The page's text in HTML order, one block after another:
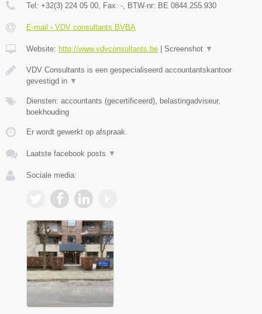
Tel: +32(3) 224 05 00 , Fax: - , BTW-nr: BE 0844.255.930
E-mail › VDV consultants BVBA
Website: http://www.vdvconsultants.be | Screenshot ▼
VDV Consultants is een gespecialiseerd accountantskantoor
gevestigd in ▼
Diensten: accountants (gecertificeerd), belastingadviseur,
boekhouding
Er wordt gewerkt op afspraak.
Laatste facebook posts ▼
Sociale media: